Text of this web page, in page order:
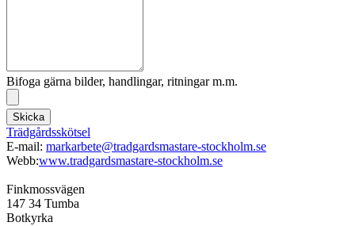
Bifoga gärna bilder, handlingar, ritningar m.m.
Skicka
Trädgårdsskötsel
E-mail: markarbete@tradgardsmastare-stockholm.se
Webb:www.tradgardsmastare-stockholm.se
Finkmossvägen
147 34 Tumba
Botkyrka